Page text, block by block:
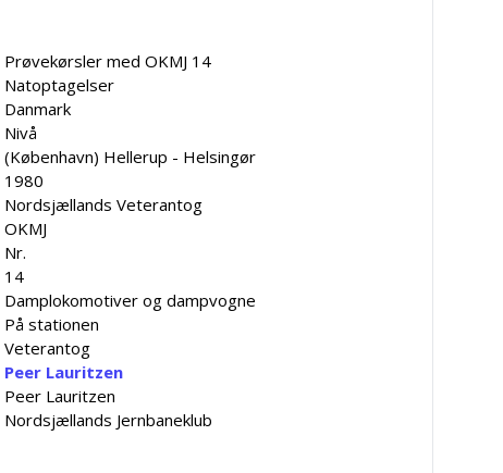
Prøvekørsler med OKMJ 14
Natoptagelser
Danmark
Nivå
(København) Hellerup - Helsingør
1980
Nordsjællands Veterantog
OKMJ
Nr.
14
Damplokomotiver og dampvogne
På stationen
Veterantog
Peer Lauritzen
Peer Lauritzen
Nordsjællands Jernbaneklub